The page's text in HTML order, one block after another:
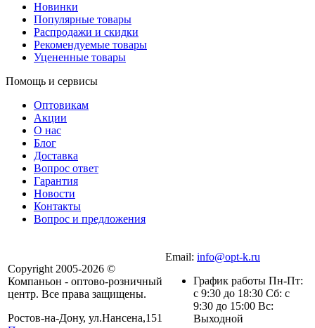
Новинки
Популярные товары
Распродажи и скидки
Рекомендуемые товары
Уцененные товары
Помощь и сервисы
Оптовикам
Акции
О нас
Блог
Доставка
Вопрос ответ
Гарантия
Новости
Контакты
Вопрос и предложения
Copyright 2005-2026 ©
Компаньон - оптово-розничный
центр. Все права защищены.
Ростов-на-Дону, ул.Нансена,151
Email: info@opt-k.ru
График работы Пн-Пт:
с 9:30 до 18:30 Сб: с
9:30 до 15:00 Вс:
Выходной